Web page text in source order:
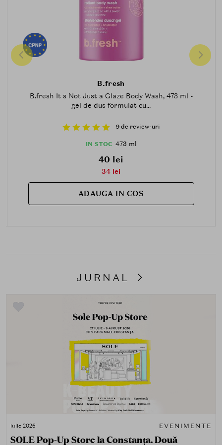
B.fresh
B.fresh It s Not Just a Glaze Body Wash, 473 ml -
gel de dus formulat cu...
9 de review-uri
IN STOC 473 ml
40 lei
34 lei
ADAUGA IN COS
JURNAL
iulie 2026 EVENIMENTE
SOLE Pop-Up Store la Constanța. Două